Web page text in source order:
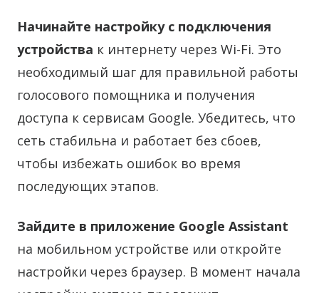
Начинайте настройку с подключения
устройства к интернету через Wi-Fi. Это
необходимый шаг для правильной работы
голосового помощника и получения
доступа к сервисам Google. Убедитесь, что
сеть стабильна и работает без сбоев,
чтобы избежать ошибок во время
последующих этапов.
Зайдите в приложение Google Assistant
на мобильном устройстве или откройте
настройки через браузер. В момент начала